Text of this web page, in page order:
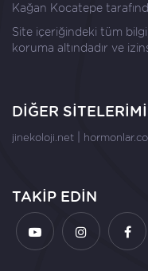
Kağan Kocatepe
Site içeriğindeki tüm
koruma altındadır ve
DİĞER
jinekoloji.net
TAKİP EDİN